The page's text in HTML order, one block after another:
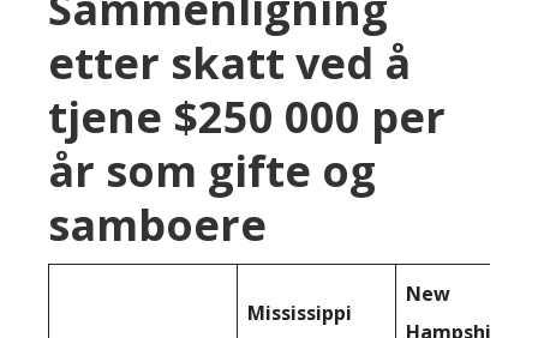
etter skatt ved å
tjene $250 000 per
år som gifte og
samboere
Mississippi
New
Hampshire